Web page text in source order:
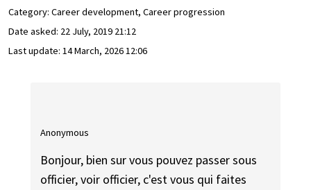
Category: Career development, Career progression
Date asked: 22 July, 2019 21:12
Last update: 14 March, 2026 12:06
Anonymous
Bonjour, bien sur vous pouvez passer sous
officier, voir officier, c'est vous qui faites